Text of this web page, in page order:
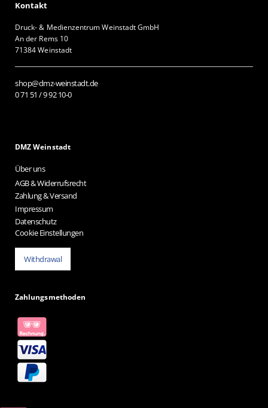
Kontakt
Druck- & Medienzentrum Weinstadt GmbH
An der Rems 10
71384 Weinstadt
shop@dmz-weinstadt.de
0 71 51 / 9 92 10-0
DMZ Weinstadt
Über uns
AGB & Widerrufsrecht
Zahlung & Versand
Impressum
Datenschutz
Cookie Einstellungen
Withdrawal
Zahlungsmethoden